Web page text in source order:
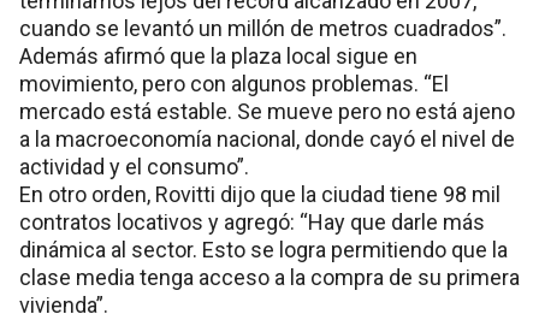
cuando se levantó un millón de metros cuadrados”.
Además afirmó que la plaza local sigue en
movimiento, pero con algunos problemas. “El
mercado está estable. Se mueve pero no está ajeno
a la macroeconomía nacional, donde cayó el nivel de
actividad y el consumo”.
En otro orden, Rovitti dijo que la ciudad tiene 98 mil
contratos locativos y agregó: “Hay que darle más
dinámica al sector. Esto se logra permitiendo que la
clase media tenga acceso a la compra de su primera
vivienda”.